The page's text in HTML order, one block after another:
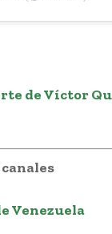
de Víctor
Venezuela